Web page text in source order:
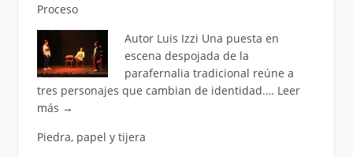
Proceso
Autor Luis Izzi Una puesta en
escena despojada de la
parafernalia tradicional reúne a
tres personajes que cambian de identidad.… Leer
más →
Piedra, papel y tijera